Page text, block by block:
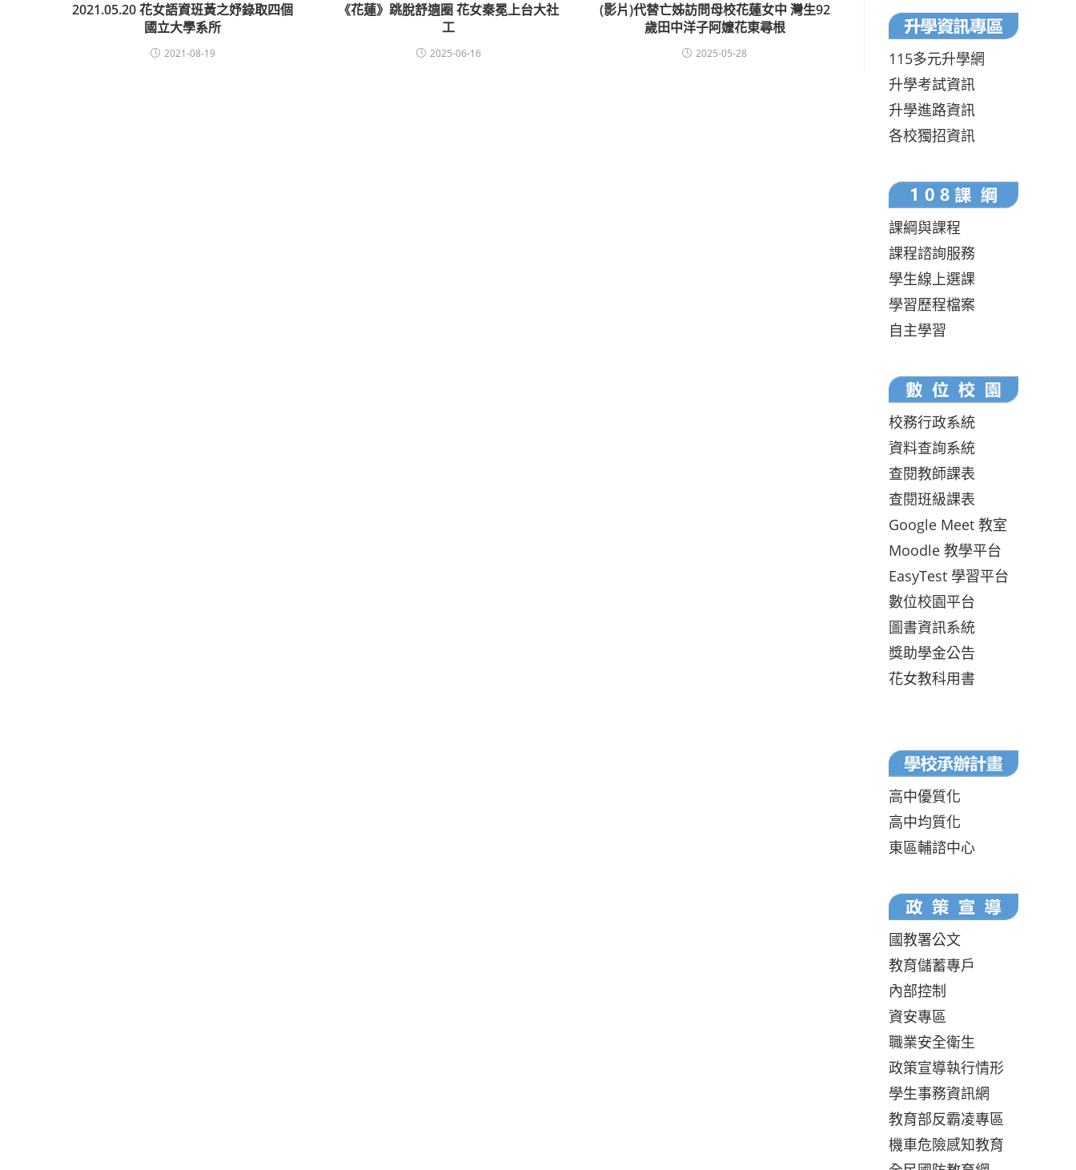
2021.05.20 花女語資班黃之妤錄取四個
國立大學系所
2021-08-19
《花蓮》跳脫舒適圈 花女秦冕上台大社
工
2025-06-16
(影片)代替亡姊訪問母校花蓮女中 灣生92
歲田中洋子阿嬤花東尋根
2025-05-28
115多元升學網
升學考試資訊
升學進路資訊
各校獨招資訊
課綱與課程
課程諮詢服務
學生線上選課
學習歷程檔案
自主學習
校務行政系統
資料查詢系統
查閱教師課表
查閱班級課表
Google Meet 教室
Moodle 教學平台
EasyTest 學習平台
數位校園平台
圖書資訊系統
獎助學金公告
花女教科用書
高中優質化
高中均質化
東區輔諮中心
國教署公文
教育儲蓄專戶
內部控制
資安專區
職業安全衛生
政策宣導執行情形
學生事務資訊網
教育部反霸凌專區
機車危險感知教育